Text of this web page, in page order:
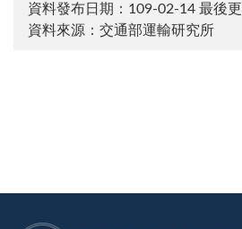
資料發布日期：109-02-14 最後
資料來源：交通部運輸研究所